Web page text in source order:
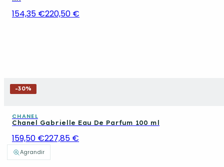
Agrandir
154,35 €220,50 €
-30%
CHANEL
Chanel Gabrielle Eau De Parfum 100 ml
159,50 €227,85 €